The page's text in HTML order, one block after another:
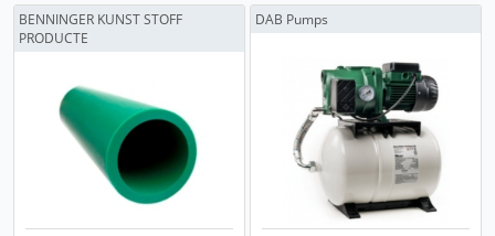
BENNINGER KUNST STOFF
PRODUCTE
DAB Pumps